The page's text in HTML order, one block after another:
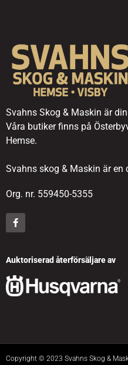
Svahns Skog & Maskin är
Våra butiker finns på
Hemse.
Svahns skog & Maskin är en
Org. nr. 559450-5355
Auktoriserad återförsäljare av
Copyright © 2023 Svahns Skog &